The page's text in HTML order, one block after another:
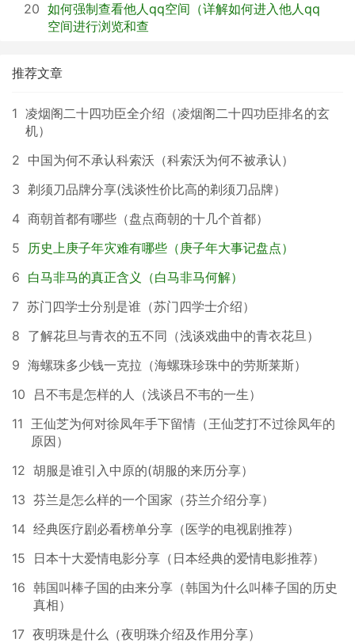
20 如何强制查看他人qq空间（详解如何进入他人qq
空间进行浏览和查
推荐文章
1 凌烟阁二十四功臣全介绍（凌烟阁二十四功臣排名的玄
机）
2 中国为何不承认科索沃（科索沃为何不被承认）
3 剃须刀品牌分享(浅谈性价比高的剃须刀品牌）
4 商朝首都有哪些（盘点商朝的十几个首都）
5 历史上庚子年灾难有哪些（庚子年大事记盘点）
6 白马非马的真正含义（白马非马何解）
7 苏门四学士分别是谁（苏门四学士介绍）
8 了解花旦与青衣的五不同（浅谈戏曲中的青衣花旦）
9 海螺珠多少钱一克拉（海螺珠珍珠中的劳斯莱斯）
10
吕不韦是怎样的人（浅谈吕不韦的一生）
11 王仙芝为何对徐凤年手下留情（王仙芝打不过徐凤年的
原因）
12 胡服是谁引入中原的(胡服的来历分享）
13 芬兰是怎么样的一个国家（芬兰介绍分享）
14 经典医疗剧必看榜单分享（医学的电视剧推荐）
15
日本十大爱情电影分享（日本经典的爱情电影推荐）
16 韩国叫棒子国的由来分享（韩国为什么叫棒子国的历史
真相）
17 夜明珠是什么（夜明珠介绍及作用分享）